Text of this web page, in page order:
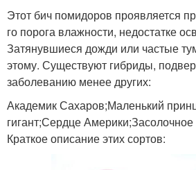
Этот бич помидоров проявляется
го порога влажности, недостатке
Затянувшиеся дожди или частые
этому. Существуют гибриды,
заболеванию менее других:
Академик Сахаров;Маленький
гигант;Сердце
Краткое описание этих сортов: